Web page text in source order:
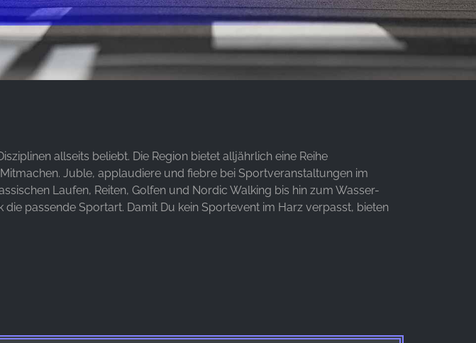
allseits beliebt. Die Region bietet alljährlich eine Reihe
Juble, applaudiere und fiebre bei Sportveranstaltungen im
Laufen, Reiten, Golfen und Nordic Walking bis hin zum Wasser-
passende Sportart. Damit Du kein Sportevent im Harz verpasst, bieten